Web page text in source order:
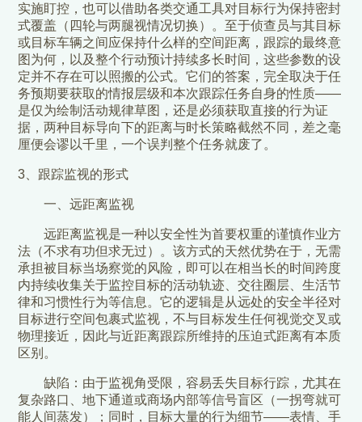
实施盯控，也可以借助各类交通工具对目标行为保持密封
式覆盖（四轮与两腿视情况切换）。至于侦查员与其目标
或目标车辆之间应保持什么样的空间距离，跟踪的最终意
图为何，以及整个行动预计持续多长时间，这些参数的设
定并不存在可以照搬的公式。它们的答案，完全取决于任
务预期要获取的情报层级和本次跟踪任务自身的性质——
是仅为绘制活动规律草图，还是必须获取直接的行为证
据，两种目标导向下的距离与时长策略截然不同，差之毫
厘便会谬以千里，一个误判整个任务就废了。
3、跟踪监视的形式
一、远距离监视
远距离监视是一种以安全性为首要权重的谨慎作业方
法（不求有功但求无过）。该方式的天然优势在于，无需
承担被目标当场察觉的风险，即可以在相当长的时间跨度
内持续收集关于监控目标的活动轨迹、交往圈层、生活节
律和习惯性行为等信息。它的逻辑是从远处的安全半径对
目标进行空间包裹式监视，不与目标发生任何视觉交叉或
物理接近，因此与近距离跟踪所维持的压迫式距离有本质
区别。
缺陷：由于监视角受限，容易丢失目标行踪，尤其在
复杂路口、地下通道或商场内部等信号盲区（一拐弯就可
能人间蒸发）；同时，目标大量的行为细节——表情、手